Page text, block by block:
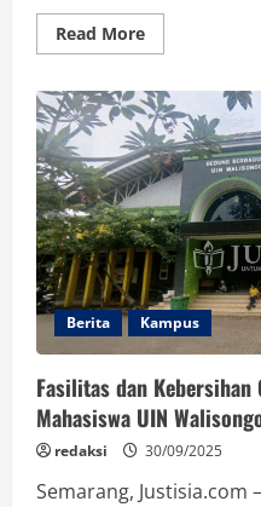
Read MoreRead
more
Sekadar
Pengisi
Waktu
atau
Sarana
Intelektual?
Berita Kampus
Fasilitas dan Kebersihan
Mahasiswa UIN
redaksi 30/09/2025
Semarang, Justisia.com